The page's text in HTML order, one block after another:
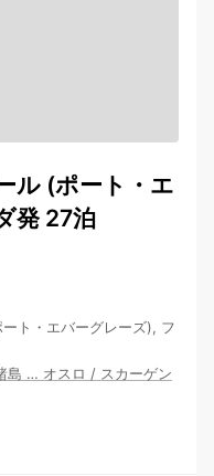
ル (ポート・エ
発 27泊
ト・エバーグレーズ), フ
島 … オスロ / スカーゲン